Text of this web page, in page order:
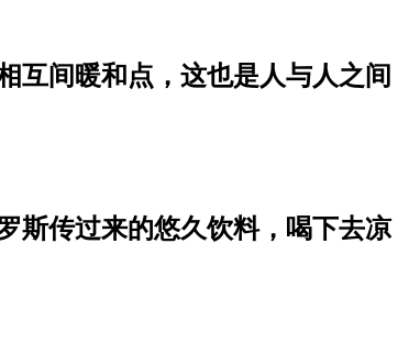
互间暖和点，这也是人与人之间
斯传过来的悠久饮料，喝下去凉